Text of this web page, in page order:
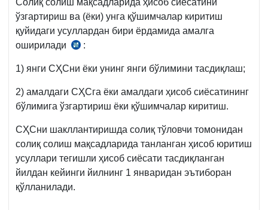
Солиқ солиш мақсадларида ҳисоб сиёсатини
ўзгартириш ва (ёки) унга қўшимчалар киритиш
қуйидаги усуллардан бири ёрдамида амалга
оширилади
СК
:
1) янги СҲСни ёки унинг янги бўлимини тасдиқлаш;
2) амалдаги СҲСга ёки амалдаги ҳисоб сиёсатининг
бўлимига ўзгартириш ёки қўшимчалар киритиш.
СҲСни шакллантиришда солиқ тўловчи томонидан
солиқ солиш мақсадларида танланган ҳисоб юритиш
усуллари тегишли ҳисоб сиёсати тасдиқланган
йилдан кейинги йилнинг 1 январидан эътиборан
қўлланилади.